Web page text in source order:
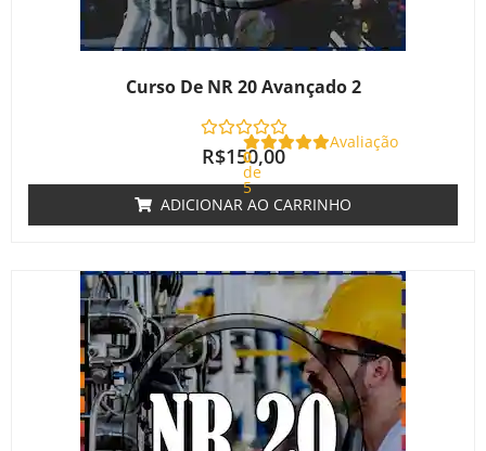
Curso De NR 20 Avançado 2
Avaliação
0
de
5
R$150,00
ADICIONAR AO CARRINHO